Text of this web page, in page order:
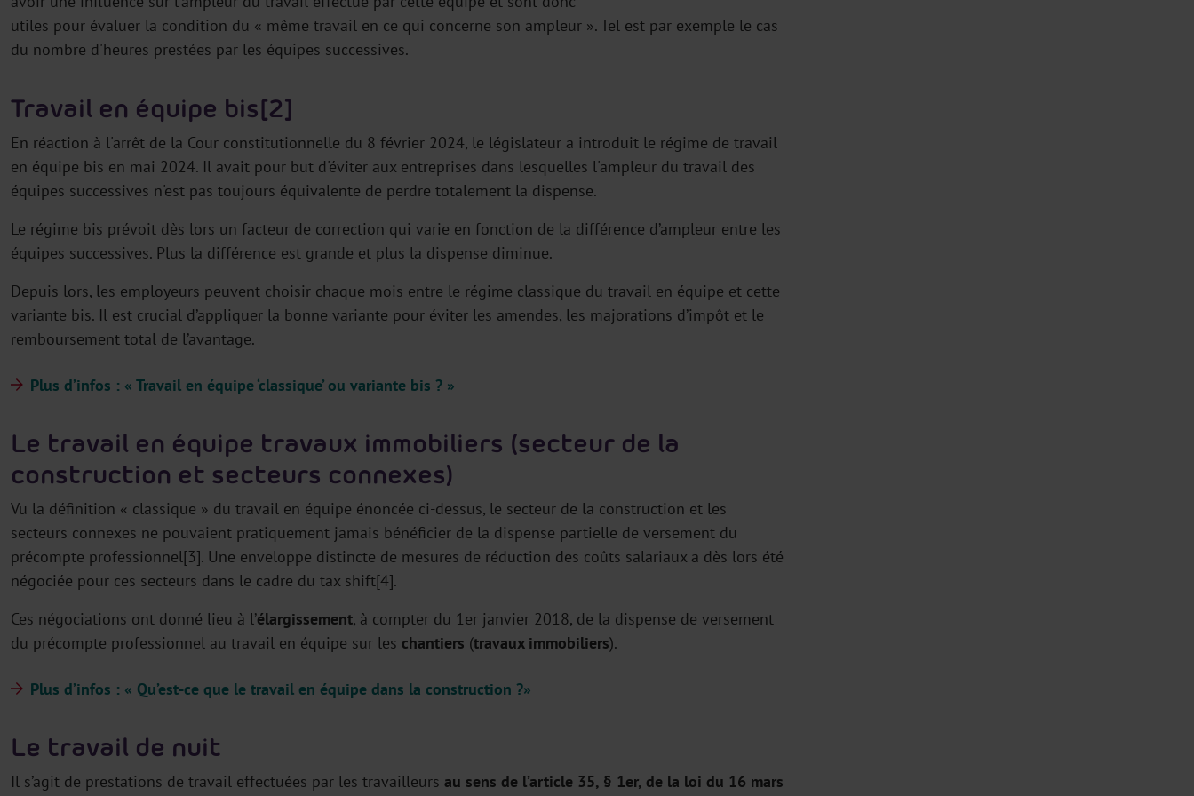
utiles pour évaluer la condition du « même travail en ce qui concerne son ampleur ». Tel est par exemple le cas
du nombre d'heures prestées par les équipes successives.
Travail en équipe bis[2]
En réaction à l'arrêt de la Cour constitutionnelle du 8 février 2024, le législateur a introduit le régime de travail
en équipe bis en mai 2024. Il avait pour but d'éviter aux entreprises dans lesquelles l'ampleur du travail des
équipes successives n'est pas toujours équivalente de perdre totalement la dispense.
Le régime bis prévoit dès lors un facteur de correction qui varie en fonction de la différence d’ampleur entre les
équipes successives. Plus la différence est grande et plus la dispense diminue.
Depuis lors, les employeurs peuvent choisir chaque mois entre le régime classique du travail en équipe et cette
variante bis. Il est crucial d’appliquer la bonne variante pour éviter les amendes, les majorations d’impôt et le
remboursement total de l’avantage.
Plus d’infos : « Travail en équipe ‘classique’ ou variante bis ? »
Le travail en équipe travaux immobiliers (secteur de la
construction et secteurs connexes)
Vu la définition « classique » du travail en équipe énoncée ci-dessus, le secteur de la construction et les
secteurs connexes ne pouvaient pratiquement jamais bénéficier de la dispense partielle de versement du
précompte professionnel[3]. Une enveloppe distincte de mesures de réduction des coûts salariaux a dès lors été
négociée pour ces secteurs dans le cadre du tax shift[4].
Ces négociations ont donné lieu à l’élargissement, à compter du 1er janvier 2018, de la dispense de versement
du précompte professionnel au travail en équipe sur les chantiers (travaux immobiliers).
Plus d’infos : « Qu’est-ce que le travail en équipe dans la construction ?»
Le travail de nuit
Il s’agit de prestations de travail effectuées par les travailleurs au sens de l’article 35, § 1er, de la loi du 16 mars